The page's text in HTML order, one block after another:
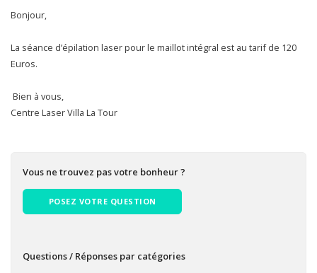
Bonjour,
La séance d’épilation laser pour le maillot intégral est au tarif de 120
Euros.
Bien à vous,
Centre Laser Villa La Tour
Vous ne trouvez pas votre bonheur ?
POSEZ VOTRE QUESTION
Questions / Réponses par catégories